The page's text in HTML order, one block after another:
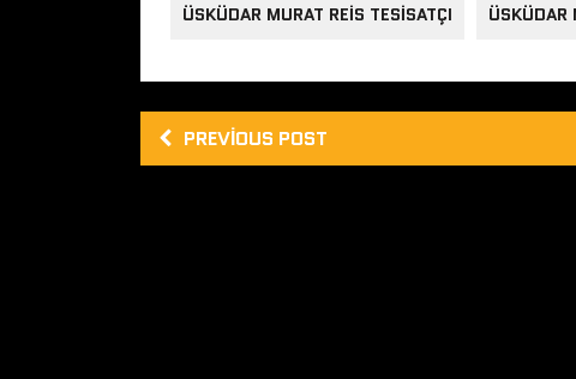
ÜSKÜDAR MURAT REIS TESISATÇI ÜSKÜDAR
PREVIOUS POST